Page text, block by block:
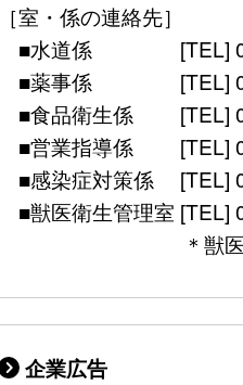
［室・係の連絡先］
■水道係 [TEL]
■薬事係 [TEL]
■食品衛生係 [TEL]
■営業指導係 [TEL]
■感染症対策係 [TEL]
■獣医衛生管理室
＊獣医衛生管理室
企業広告